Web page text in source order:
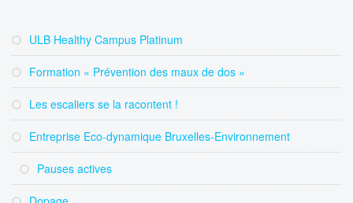
ULB Healthy Campus Platinum
Formation « Prévention des maux de dos »
Les escaliers se la racontent !
Entreprise Eco-dynamique Bruxelles-Environnement
Pauses actives